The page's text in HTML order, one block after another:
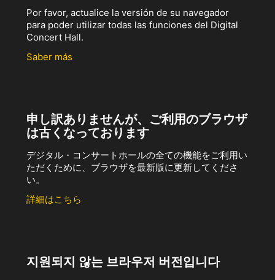
Por favor, actualice la versión de su navegador
para poder utilizar todas las funciones del Digital
Concert Hall.
Saber más
申し訳ありませんが、ご利用のブラウザ
は古くなっております
デジタル・コンサートホールの全ての機能をご利用い
ただくために、ブラウザを最新版に更新してくださ
い。
詳細はこちら
지원되지 않는 브라우저 버전입니다